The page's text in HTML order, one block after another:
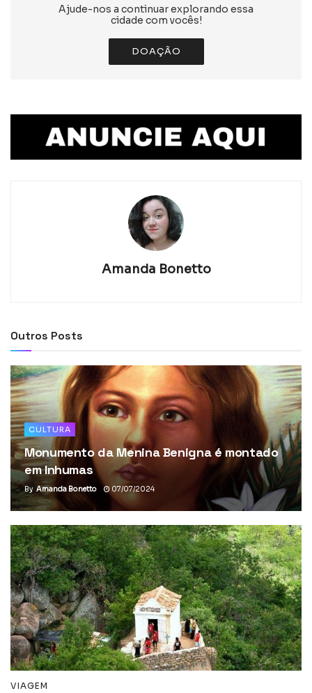
Ajude-nos a continuar explorando essa
cidade com vocês!
DOAÇÃO
Amanda Bonetto
Outros Posts
CULTURA
Monumento da Menina Benigna é montado
em Inhumas
By Amanda Bonetto 07/07/2024
VIAGEM